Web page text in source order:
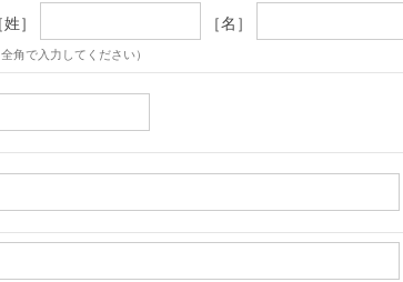
姓］ ［名］
全角で入力してください）